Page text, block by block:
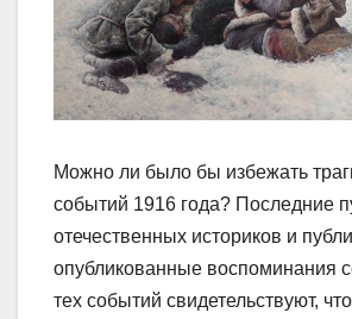
Можно ли было бы избежать
событий 1916 года? Последние
отечественных историков и
опубликованные воспоминания
тех событий свидетельствуют,